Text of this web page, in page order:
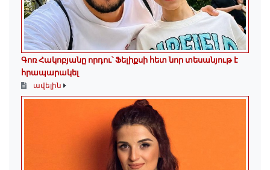
Գոռ Հակոբյանը որդու՝ Ֆելիքսի հետ նոր տեսանյութ է
հրապարակել
ավելին